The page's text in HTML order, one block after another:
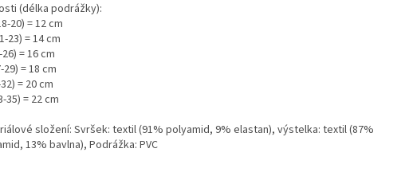
(délka podrážky):
20) = 12 cm
23) = 14 cm
= 16 cm
29) = 18 cm
= 20 cm
35) = 22 cm
složení: Svršek: textil (91% polyamid, 9% elastan), výstelka: textil (87%
13% bavlna), Podrážka: PVC